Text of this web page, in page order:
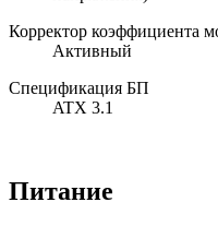
Корректор коэффициента
Активный
Спецификация БП
ATX 3.1
Питание